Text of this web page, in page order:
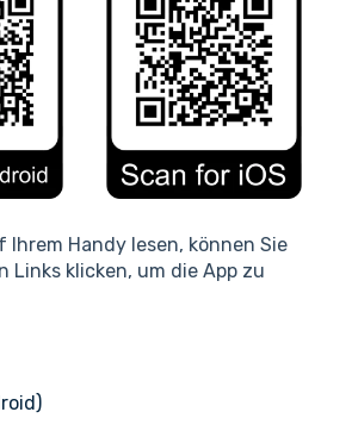
Ihrem Handy lesen, können Sie
Links klicken, um die App zu